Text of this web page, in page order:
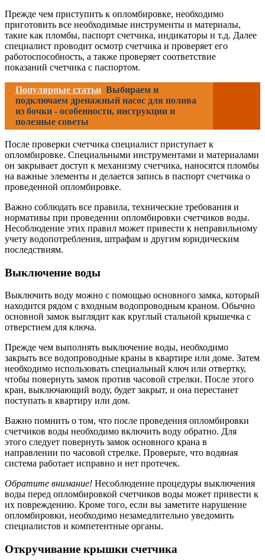
Прежде чем приступить к опломбировке, необходимо
приготовить все необходимые инструменты и материалы,
такие как пломбы, паспорт счетчика, индикаторы и т.д. Далее
специалист проводит осмотр счетчика и проверяет его
работоспособность, а также проверяет соответствие
показаний счетчика с паспортом.
Популярные статьи Выбираем и
подключаем дренажный насос для полива
из бочки - особенности, инструкции и
полезные советы
После проверки счетчика специалист приступает к
опломбировке. Специальными инструментами и материалами
он закрывает доступ к механизму счетчика, наносятся пломбы
на важные элементы и делается запись в паспорт счетчика о
проведенной опломбировке.
Важно соблюдать все правила, технические требования и
нормативы при проведении опломбировки счетчиков воды.
Несоблюдение этих правил может привести к неправильному
учету водопотребления, штрафам и другим юридическим
последствиям.
Выключение воды
Выключить воду можно с помощью основного замка, который
находится рядом с входным водопроводным краном. Обычно
основной замок выглядит как круглый стальной крышечка с
отверстием для ключа.
Прежде чем выполнять выключение воды, необходимо
закрыть все водопроводные краны в квартире или доме. Затем
необходимо использовать специальный ключ или отвертку,
чтобы повернуть замок против часовой стрелки. После этого
кран, выключающий воду, будет закрыт, и она перестанет
поступать в квартиру или дом.
Важно помнить о том, что после проведения опломбировки
счетчиков воды необходимо включить воду обратно. Для
этого следует повернуть замок основного крана в
направлении по часовой стрелке. Проверьте, что водяная
система работает исправно и нет протечек.
Обратите внимание! Несоблюдение процедуры выключения
воды перед опломбировкой счетчиков воды может привести к
их повреждению. Кроме того, если вы заметите нарушение
опломбировки, необходимо незамедлительно уведомить
специалистов и компетентные органы.
Откручивание крышки счетчика